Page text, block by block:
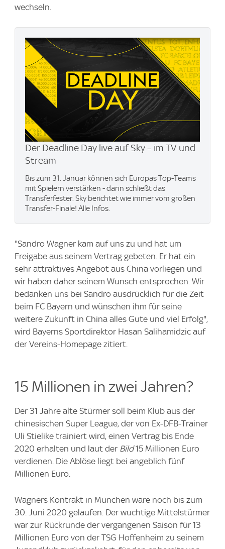
wechseln.
Der Deadline Day live auf Sky – im TV und
Stream
Bis zum 31. Januar können sich Europas Top-Teams
mit Spielern verstärken - dann schließt das
Transferfester. Sky berichtet wie immer vom großen
Transfer-Finale! Alle Infos.
"Sandro Wagner kam auf uns zu und hat um
Freigabe aus seinem Vertrag gebeten. Er hat ein
sehr attraktives Angebot aus China vorliegen und
wir haben daher seinem Wunsch entsprochen. Wir
bedanken uns bei Sandro ausdrücklich für die Zeit
beim FC Bayern und wünschen ihm für seine
weitere Zukunft in China alles Gute und viel Erfolg",
wird Bayerns Sportdirektor Hasan Salihamidzic auf
der Vereins-Homepage zitiert.
15 Millionen in zwei Jahren?
Der 31 Jahre alte Stürmer soll beim Klub aus der
chinesischen Super League, der von Ex-DFB-Trainer
Uli Stielike trainiert wird, einen Vertrag bis Ende
2020 erhalten und laut der Bild15 Millionen Euro
verdienen. Die Ablöse liegt bei angeblich fünf
Millionen Euro.
Wagners Kontrakt in München wäre noch bis zum
30. Juni 2020 gelaufen. Der wuchtige Mittelstürmer
war zur Rückrunde der vergangenen Saison für 13
Millionen Euro von der TSG Hoffenheim zu seinem